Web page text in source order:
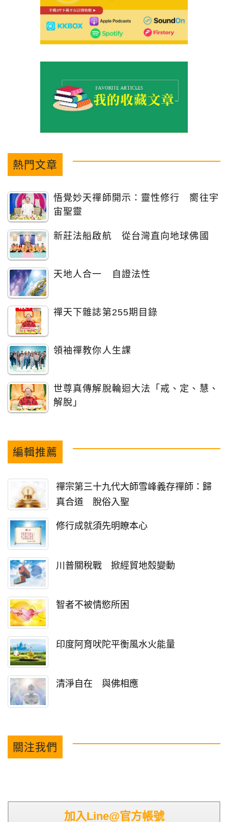
熱門文章
悟覺妙天禪師開示：靈性修行 嚮往宇
宙聖靈
新莊法船啟航 從台灣直向地球佛國
天地人合一 自證法性
禪天下雜誌第255期目錄
領袖禪教你人生課
世尊真傳解脫輪迴大法「戒、定、慧、
解脫」
編輯推薦
禪宗第三十九代大師雪峰義存禪師：歸
真合道 脫俗入聖
修行成就須先明瞭本心
川普關稅戰 掀經貿地殼變動
智者不被情慾所困
印度阿育吠陀平衡風水火能量
清淨自在 與佛相應
關注我們
加入Line@官方帳號